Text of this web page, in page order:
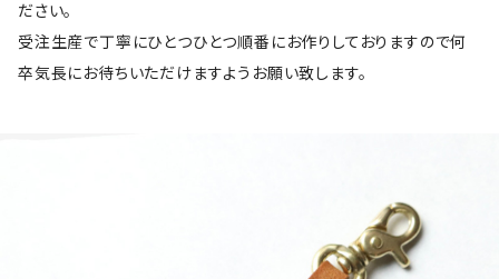
ださい。
受注生産で丁寧にひとつひとつ順番にお作りしておりますので何
卒気長にお待ちいただけますようお願い致します。